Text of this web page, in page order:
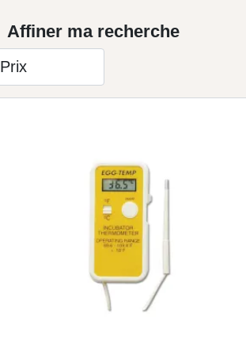
Affiner ma recherche
Prix